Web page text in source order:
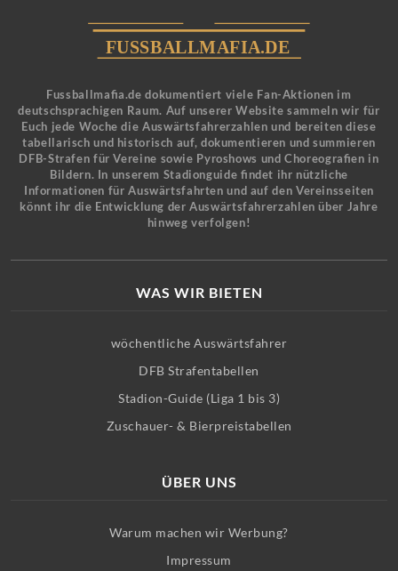
Fussballmafia.de dokumentiert viele Fan-Aktionen im
deutschsprachigen Raum. Auf unserer Website sammeln wir für
Euch jede Woche die Auswärtsfahrerzahlen und bereiten diese
tabellarisch und historisch auf, dokumentieren und summieren
DFB-Strafen für Vereine sowie Pyroshows und Choreografien in
Bildern. In unserem Stadionguide findet ihr nützliche
Informationen für Auswärtsfahrten und auf den Vereinsseiten
könnt ihr die Entwicklung der Auswärtsfahrerzahlen über Jahre
hinweg verfolgen!
WAS WIR BIETEN
wöchentliche Auswärtsfahrer
DFB Strafentabellen
Stadion-Guide (Liga 1 bis 3)
Zuschauer- & Bierpreistabellen
ÜBER UNS
Warum machen wir Werbung?
Impressum